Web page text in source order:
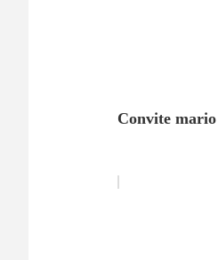
Convite